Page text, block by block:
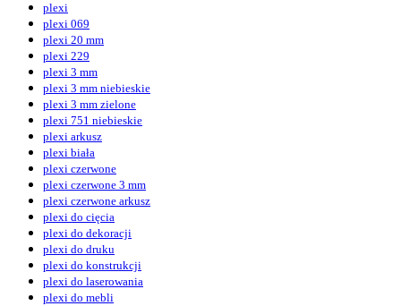
plexi
plexi 069
plexi 20 mm
plexi 229
plexi 3 mm
plexi 3 mm niebieskie
plexi 3 mm zielone
plexi 751 niebieskie
plexi arkusz
plexi biała
plexi czerwone
plexi czerwone 3 mm
plexi czerwone arkusz
plexi do cięcia
plexi do dekoracji
plexi do druku
plexi do konstrukcji
plexi do laserowania
plexi do mebli